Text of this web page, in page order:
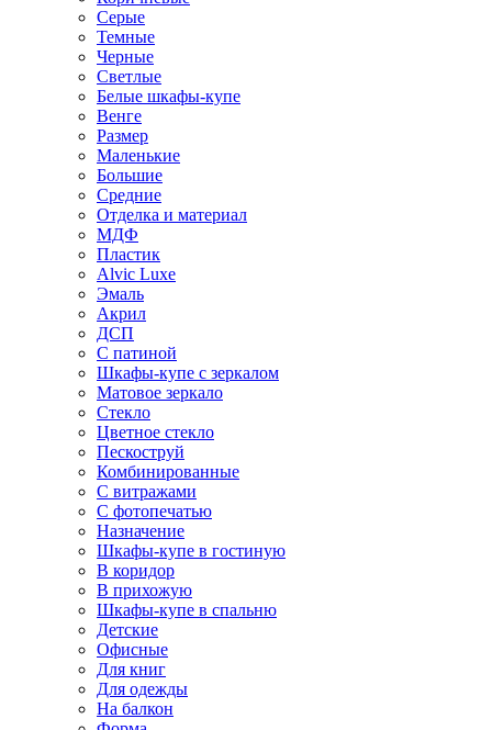
Серые
Темные
Черные
Светлые
Белые шкафы-купе
Венге
Размер
Маленькие
Большие
Средние
Отделка и материал
МДФ
Пластик
Alvic Luxe
Эмаль
Акрил
ДСП
С патиной
Шкафы-купе с зеркалом
Матовое зеркало
Стекло
Цветное стекло
Пескоструй
Комбинированные
С витражами
С фотопечатью
Назначение
Шкафы-купе в гостиную
В коридор
В прихожую
Шкафы-купе в спальню
Детские
Офисные
Для книг
Для одежды
На балкон